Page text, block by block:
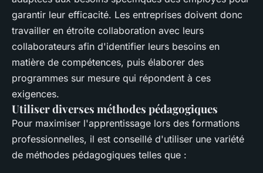
garantir leur efficacité. Les entreprises doivent donc
travailler en étroite collaboration avec leurs
collaborateurs afin d'identifier leurs besoins en
matière de compétences, puis élaborer des
programmes sur mesure qui répondent à ces
exigences.
Utiliser diverses méthodes pédagogiques
Pour maximiser l'apprentissage lors des formations
professionnelles, il est conseillé d'utiliser une variété
de méthodes pédagogiques telles que :